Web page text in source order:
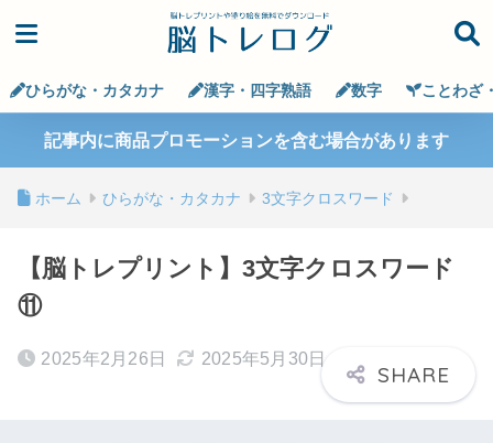
ひらがな・カタカナ 漢字・四字熟語 数字 ことわざ
記事内に商品プロモーションを含む場合があります
ホーム ひらがな・カタカナ 3文字クロスワード
【脳トレプリント】3文字クロスワード
⑪
2025年2月26日 2025年5月30日